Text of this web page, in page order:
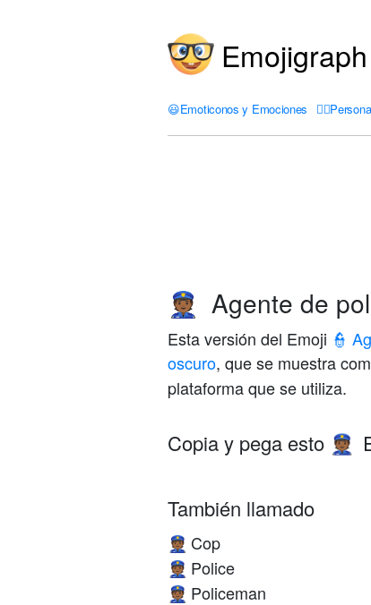
Emojigraph
😃Emoticonos y Emociones 🤦‍♀️
👮🏾 Agente de
Esta versión del Emoji 👮
oscuro, que se muestra
plataforma que se utiliza.
Copia y pega esto 👮🏾
También llamado
👮🏾 Cop
👮🏾 Police
👮🏾 Policeman